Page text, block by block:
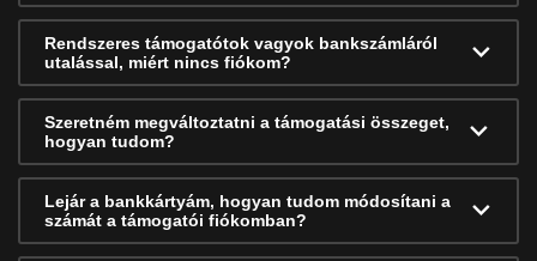
Rendszeres támogatótok vagyok bankszámláról
utalással, miért nincs fiókom?
Szeretném megváltoztatni a támogatási összeget,
hogyan tudom?
Lejár a bankkártyám, hogyan tudom módosítani a
számát a támogatói fiókomban?